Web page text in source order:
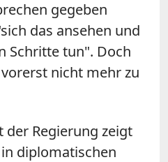
gegeben
das ansehen und
Schritte tun". Doch
nicht mehr zu
Regierung zeigt
diplomatischen